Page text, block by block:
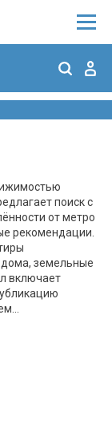
поиск с
от метро
рекомендации.
дома, земельные
включает